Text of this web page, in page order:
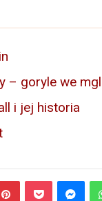
– goryle we
i jej historia
PinterestPocket